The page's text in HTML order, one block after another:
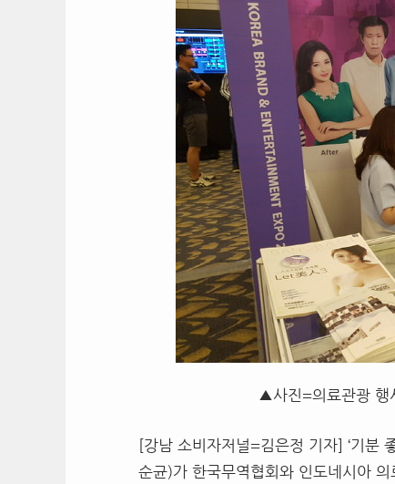
▲사진=의료관광 행
[강남 소비자저널=김은정 기자] ‘기분
순균)가 한국무역협회와 인도네시아